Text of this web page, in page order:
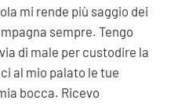
mi rende più saggio dei
sempre. Tengo
di male per custodire la
al mio palato le tue
bocca. Ricevo